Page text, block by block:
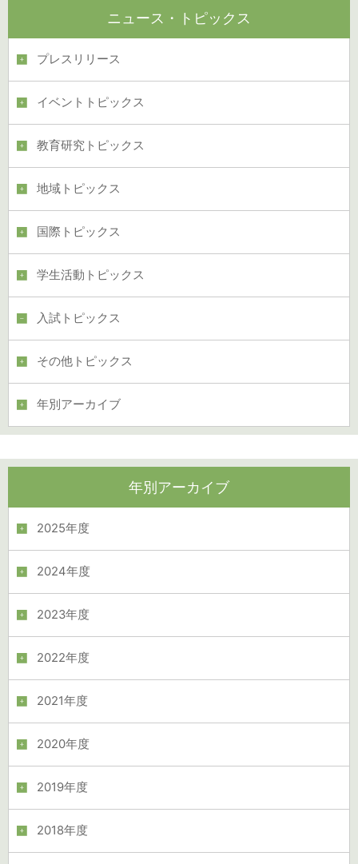
ニュース・トピックス
プレスリリース
イベントトピックス
教育研究トピックス
地域トピックス
国際トピックス
学生活動トピックス
入試トピックス
その他トピックス
年別アーカイブ
年別アーカイブ
2025年度
2024年度
2023年度
2022年度
2021年度
2020年度
2019年度
2018年度